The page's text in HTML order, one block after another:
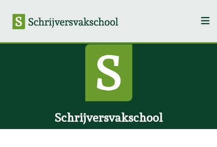
Schrijversvakschool